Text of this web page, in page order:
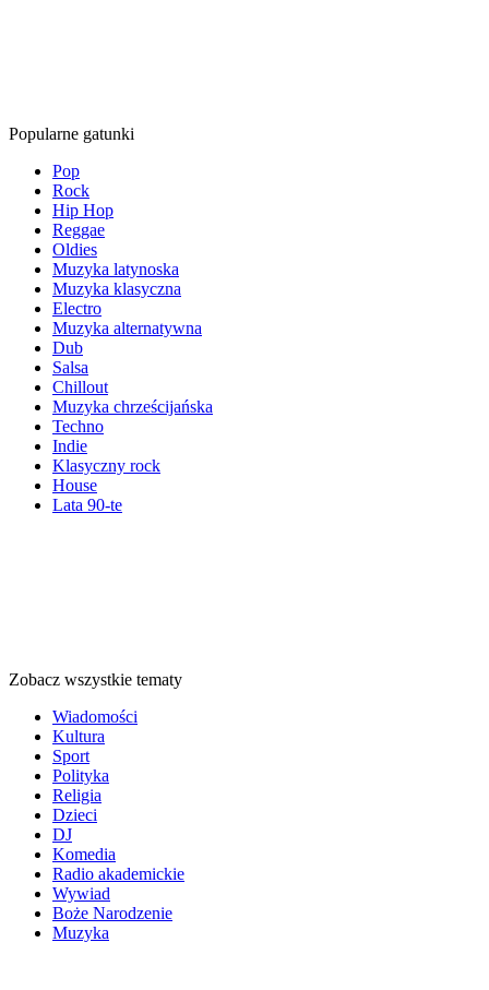
Popularne gatunki
Pop
Rock
Hip Hop
Reggae
Oldies
Muzyka latynoska
Muzyka klasyczna
Electro
Muzyka alternatywna
Dub
Salsa
Chillout
Muzyka chrześcijańska
Techno
Indie
Klasyczny rock
House
Lata 90-te
Zobacz wszystkie tematy
Wiadomości
Kultura
Sport
Polityka
Religia
Dzieci
DJ
Komedia
Radio akademickie
Wywiad
Boże Narodzenie
Muzyka